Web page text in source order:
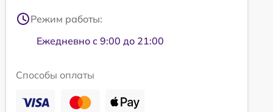
Режим работы:
Ежедневно с 9:00 до 21:00
Способы оплаты